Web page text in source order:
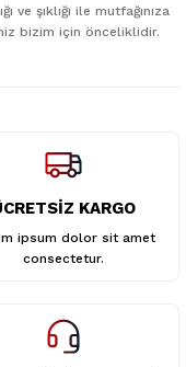
ve şıklığı ile mutfağınıza
bizim için önceliklidir.
KARGO
ipsum dolor sit amet
consectetur.